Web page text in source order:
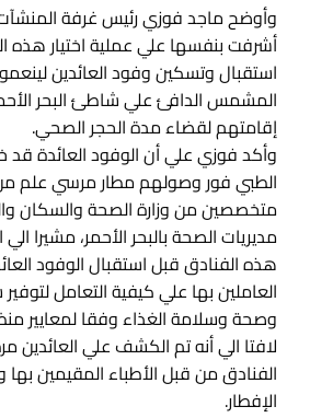
وأوضح ماجد فوزي رئيس غرفة المنشآت
أشرفت بنفسها علي عملية اختيار هذه
استقبال وتسكين وفود العائدين
المشمس الدافئ علي شاطئ البحر
إقامتهم لقضاء مدة الحجر الصحي.
وأكد فوزي علي أن الوفود العائدة
الطبي فور وصولهم مطار مرسي علم
متخصصين من وزارة الصحة والسكان
مديريات الصحة بالبحر الأحمر، مشيرا
هذه الفنادق قبل استقبال الوفود
العاملين بها علي كيفية التعامل
وصحة وسلامة الغذاء وفقا لمعايير
لافتا الي أنه تم الكشف علي
الفنادق من قبل الأطباء المقيمين
الإفطار.